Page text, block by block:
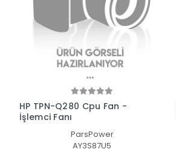
HP TPN-Q280 Cpu Fan -
İşlemci Fanı
ParsPower
AY3S87U5